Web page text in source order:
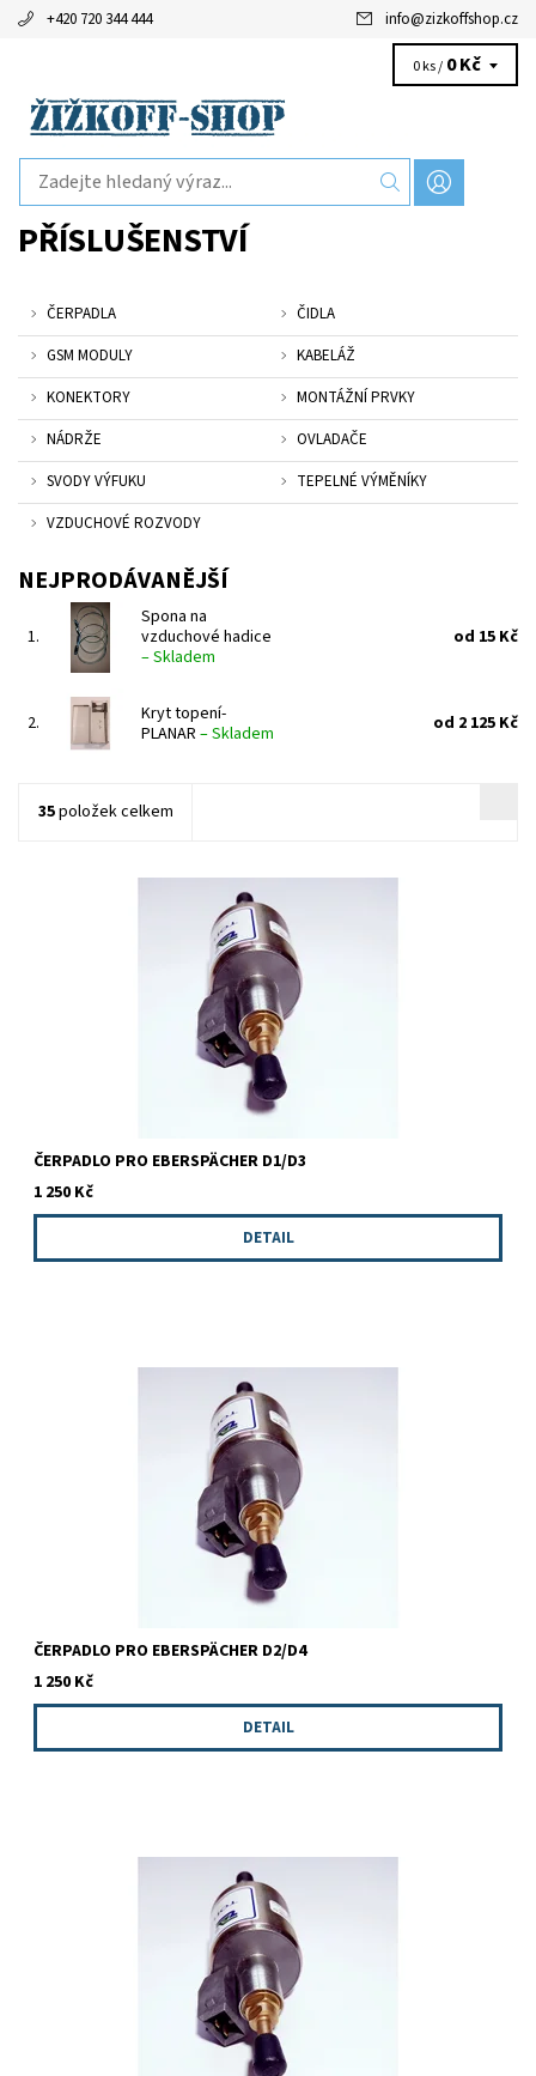
+420 720 344 444 info@zizkoffshop.cz
0 ks / 0 Kč
PŘÍSLUŠENSTVÍ
ČERPADLA
ČIDLA
GSM MODULY
KABELÁŽ
KONEKTORY
MONTÁŽNÍ PRVKY
NÁDRŽE
OVLADAČE
SVODY VÝFUKU
TEPELNÉ VÝMĚNÍKY
VZDUCHOVÉ ROZVODY
NEJPRODÁVANĚJŠÍ
1.
Spona na
vzduchové hadice
–Skladem
od 15 Kč
2.
Kryt topení-
PLANAR –Skladem od 2 125 Kč
35položek celkem
Ekonomická náhrada originálního čerpadla pro systémy
EBERSPÄCHER. Kvalita a spolehlivost je zaručena.
ČERPADLO PRO EBERSPÄCHER D1/D3
1 250 Kč
DETAIL
Ekonomická náhrada originálního čerpadla pro systémy
EBERSPÄCHER. Kvalita a spolehlivost je zaručena.
ČERPADLO PRO EBERSPÄCHER D2/D4
1 250 Kč
DETAIL
Ekonomická náhrada originálního čerpadla pro systémy
EBERSPÄCHER. Kvalita a spolehlivost je zaručena.